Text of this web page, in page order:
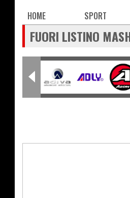
Main
navigation
HOME SPORT
FUORI LISTINO